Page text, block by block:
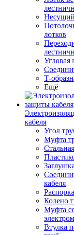
лотков
Угловая
Т-
Ещё
кабеля
Угол
Муфта
кабеля
Колено
Муфта
Втулка